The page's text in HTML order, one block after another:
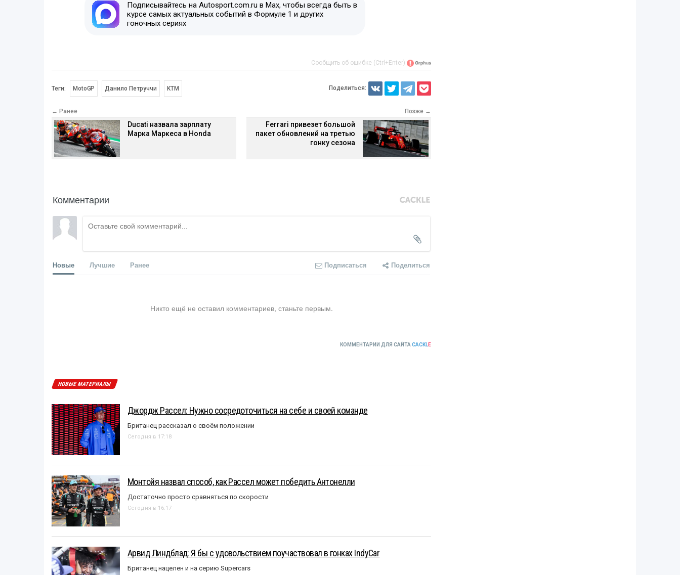
Подписывайтесь на Autosport.com.ru в Max, чтобы всегда быть в
курсе самых актуальных событий в Формуле 1 и других
гоночных сериях
Сообщить об ошибке (Ctrl+Enter)
Теги: MotoGP Данило Петруччи KTM Поделиться:
← Ранее
Ducati назвала зарплату
Марка Маркеса в Honda
Позже →
Ferrari привезет большой
пакет обновлений на третью
гонку сезона
Комментарии
Новые Лучшие Ранее Подписаться Поделиться
Никто ещё не оставил комментариев, станьте первым.
КОММЕНТАРИИ ДЛЯ САЙТА CACKLE
НОВЫЕ МАТЕРИАЛЫ
Джордж Рассел: Нужно сосредоточиться на себе и своей команде
Британец рассказал о своём положении
Сегодня в 17:18
Монтойя назвал способ, как Рассел может победить Антонелли
Достаточно просто сравняться по скорости
Сегодня в 16:17
Арвид Линдблад: Я бы с удовольствием поучаствовал в гонках IndyCar
Британец нацелен и на серию Supercars